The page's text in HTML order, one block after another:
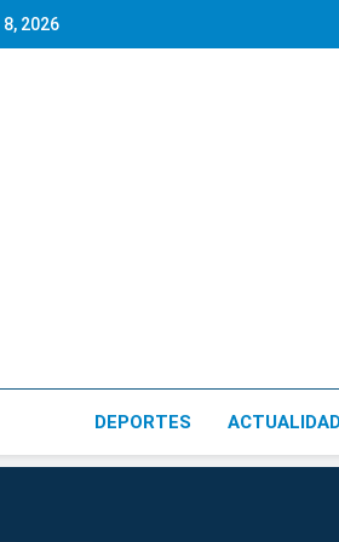
2026
DEPORTES